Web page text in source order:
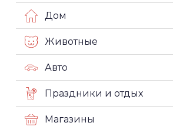
Дом
Животные
Авто
Праздники и отдых
Магазины